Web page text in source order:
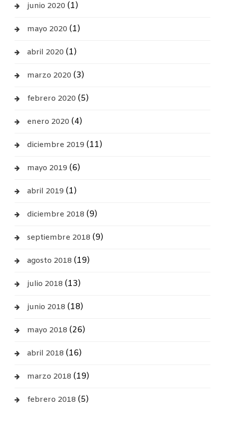
junio 2020 (1)
mayo 2020 (1)
abril 2020 (1)
marzo 2020 (3)
febrero 2020 (5)
enero 2020 (4)
diciembre 2019 (11)
mayo 2019 (6)
abril 2019 (1)
diciembre 2018 (9)
septiembre 2018 (9)
agosto 2018 (19)
julio 2018 (13)
junio 2018 (18)
mayo 2018 (26)
abril 2018 (16)
marzo 2018 (19)
febrero 2018 (5)